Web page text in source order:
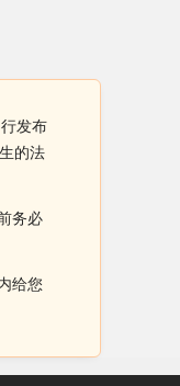
发布
的法
务必
给您